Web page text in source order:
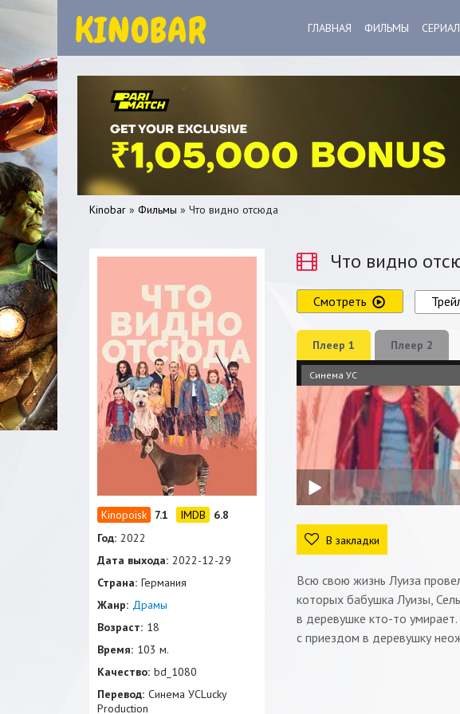
ГЛАВНАЯ ФИЛЬМЫ
Kinobar » Фильмы » Что видно отсюда
Что видно
2 Смотреть
Плеер 1 Плеер 2
Синема УС
В закладки
Всю свою жизнь Луиза
которых бабушка Луизы,
в деревушке кто-то
с приездом в деревушку
7.1
6.8
Год: 2022
Дата выхода: 2022-12-29
Страна: Германия
Жанр: Драмы
Возраст: 18
Время: 103 м.
Качество: bd_1080
Перевод: Синема УСLucky
Production